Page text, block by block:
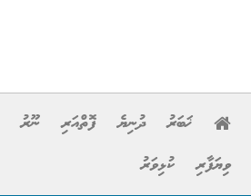
ޚަބަރު ދުނިޔެ ފޮތްއަރި ނޫރު
ވިޔަފާރި
ކުޅިވަރު